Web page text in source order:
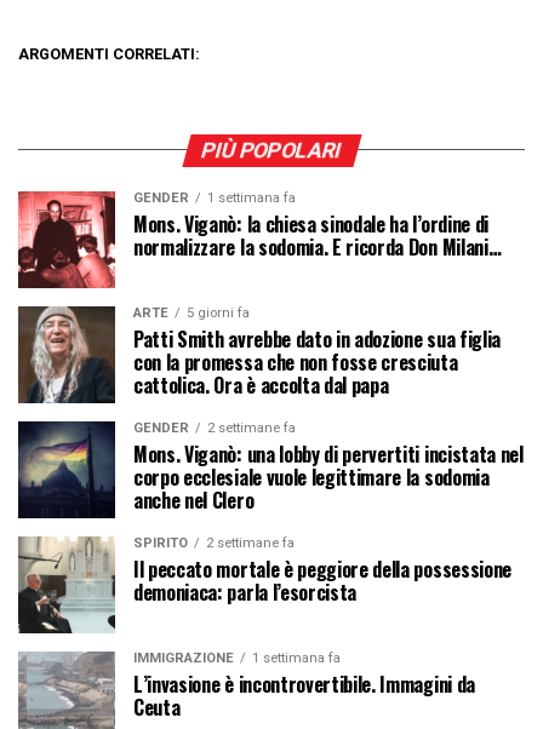
ARGOMENTI CORRELATI:
PIÙ POPOLARI
GENDER 1 settimana fa
Mons. Viganò: la chiesa sinodale ha l’ordine di
normalizzare la sodomia. E ricorda Don Milani…
ARTE 5 giorni fa
Patti Smith avrebbe dato in adozione sua figlia
con la promessa che non fosse cresciuta
cattolica. Ora è accolta dal papa
GENDER 2 settimane fa
Mons. Viganò: una lobby di pervertiti incistata nel
corpo ecclesiale vuole legittimare la sodomia
anche nel Clero
SPIRITO 2 settimane fa
Il peccato mortale è peggiore della possessione
demoniaca: parla l’esorcista
IMMIGRAZIONE 1 settimana fa
L’invasione è incontrovertibile. Immagini da
Ceuta